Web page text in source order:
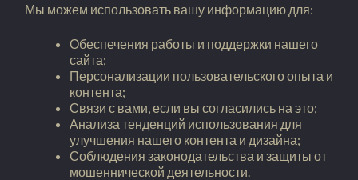
Мы можем использовать вашу информацию для:
Обеспечения работы и поддержки нашего
сайта;
Персонализации пользовательского опыта и
контента;
Связи с вами, если вы согласились на это;
Анализа тенденций использования для
улучшения нашего контента и дизайна;
Соблюдения законодательства и защиты от
мошеннической деятельности.